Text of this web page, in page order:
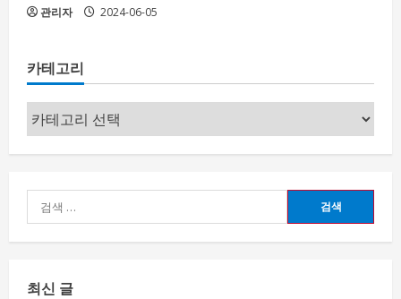
관리자 2024-06-05
카테고리
카
테
리
색:
최신 글